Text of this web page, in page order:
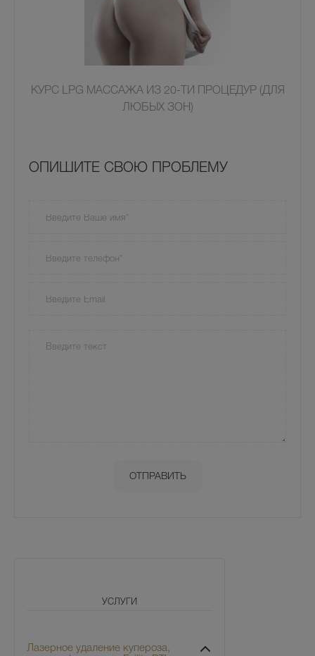
УСЛУГИ
Лазерное удаление купероза,
КУРС LPG МАССАЖА ИЗ 20-ТИ ПРОЦЕДУР (ДЛЯ
ЛЮБЫХ ЗОН)
OПИШИТЕ СВОЮ ПРОБЛЕМУ